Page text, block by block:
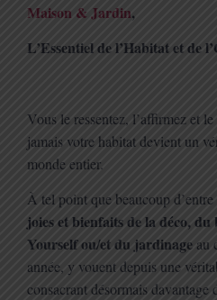
Maison & Jardin,
L’Essentiel de l’Habitat et de
Vous le ressentez, l’affirmez et
jamais votre habitat devient un
monde entier.
À tel point que beaucoup
joies et bienfaits de la déco,
Yourself ou/et du jardinageau
année, y vouent depuis une
consacrant désormais davantage